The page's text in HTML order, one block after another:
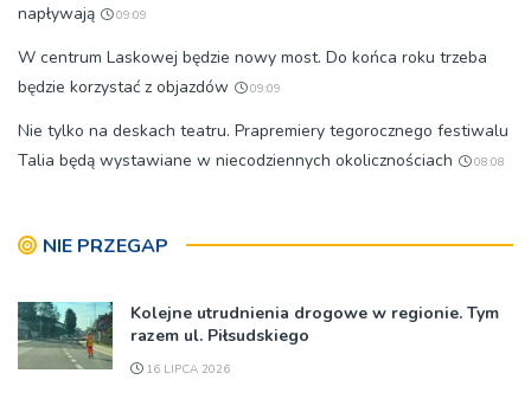
napływają
09:09
W centrum Laskowej będzie nowy most. Do końca roku trzeba
będzie korzystać z objazdów
09:09
Nie tylko na deskach teatru. Prapremiery tegorocznego festiwalu
Talia będą wystawiane w niecodziennych okolicznościach
08:08
NIE PRZEGAP
Kolejne utrudnienia drogowe w regionie. Tym
razem ul. Piłsudskiego
16 LIPCA 2026